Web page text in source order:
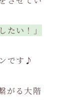
たい！」
です♪
がる大階